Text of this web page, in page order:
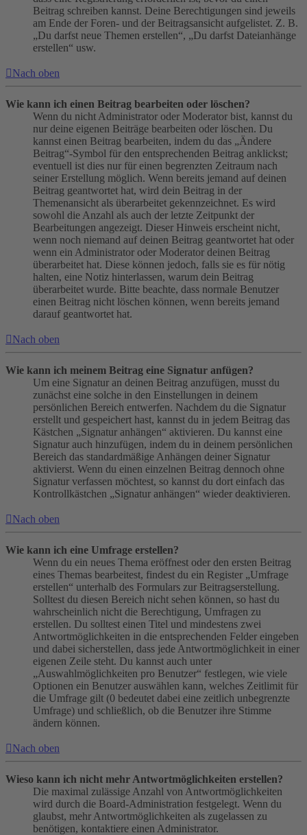
Beitrag schreiben kannst. Deine Berechtigungen sind jeweils
am Ende der Foren- und der Beitragsansicht aufgelistet. Z. B.
„Du darfst neue Themen erstellen“, „Du darfst Dateianhänge
erstellen“ usw.
Nach oben
Wie kann ich einen Beitrag bearbeiten oder löschen?
Wenn du nicht Administrator oder Moderator bist, kannst du
nur deine eigenen Beiträge bearbeiten oder löschen. Du
kannst einen Beitrag bearbeiten, indem du das „Ändere
Beitrag“-Symbol für den entsprechenden Beitrag anklickst;
eventuell ist dies nur für einen begrenzten Zeitraum nach
seiner Erstellung möglich. Wenn bereits jemand auf deinen
Beitrag geantwortet hat, wird dein Beitrag in der
Themenansicht als überarbeitet gekennzeichnet. Es wird
sowohl die Anzahl als auch der letzte Zeitpunkt der
Bearbeitungen angezeigt. Dieser Hinweis erscheint nicht,
wenn noch niemand auf deinen Beitrag geantwortet hat oder
wenn ein Administrator oder Moderator deinen Beitrag
überarbeitet hat. Diese können jedoch, falls sie es für nötig
halten, eine Notiz hinterlassen, warum dein Beitrag
überarbeitet wurde. Bitte beachte, dass normale Benutzer
einen Beitrag nicht löschen können, wenn bereits jemand
darauf geantwortet hat.
Nach oben
Wie kann ich meinem Beitrag eine Signatur anfügen?
Um eine Signatur an deinen Beitrag anzufügen, musst du
zunächst eine solche in den Einstellungen in deinem
persönlichen Bereich entwerfen. Nachdem du die Signatur
erstellt und gespeichert hast, kannst du in jedem Beitrag das
Kästchen „Signatur anhängen“ aktivieren. Du kannst eine
Signatur auch hinzufügen, indem du in deinem persönlichen
Bereich das standardmäßige Anhängen deiner Signatur
aktivierst. Wenn du einen einzelnen Beitrag dennoch ohne
Signatur verfassen möchtest, so kannst du dort einfach das
Kontrollkästchen „Signatur anhängen“ wieder deaktivieren.
Nach oben
Wie kann ich eine Umfrage erstellen?
Wenn du ein neues Thema eröffnest oder den ersten Beitrag
eines Themas bearbeitest, findest du ein Register „Umfrage
erstellen“ unterhalb des Formulars zur Beitragserstellung.
Solltest du diesen Bereich nicht sehen können, so hast du
wahrscheinlich nicht die Berechtigung, Umfragen zu
erstellen. Du solltest einen Titel und mindestens zwei
Antwortmöglichkeiten in die entsprechenden Felder eingeben
und dabei sicherstellen, dass jede Antwortmöglichkeit in einer
eigenen Zeile steht. Du kannst auch unter
„Auswahlmöglichkeiten pro Benutzer“ festlegen, wie viele
Optionen ein Benutzer auswählen kann, welches Zeitlimit für
die Umfrage gilt (0 bedeutet dabei eine zeitlich unbegrenzte
Umfrage) und schließlich, ob die Benutzer ihre Stimme
ändern können.
Nach oben
Wieso kann ich nicht mehr Antwortmöglichkeiten erstellen?
Die maximal zulässige Anzahl von Antwortmöglichkeiten
wird durch die Board-Administration festgelegt. Wenn du
glaubst, mehr Antwortmöglichkeiten als zugelassen zu
benötigen, kontaktiere einen Administrator.